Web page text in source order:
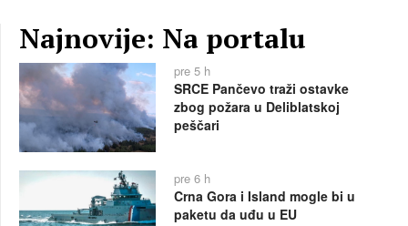
Najnovije: Na portalu
pre 5 h
SRCE Pančevo traži ostavke
zbog požara u Deliblatskoj
peščari
pre 6 h
Crna Gora i Island mogle bi u
paketu da uđu u EU